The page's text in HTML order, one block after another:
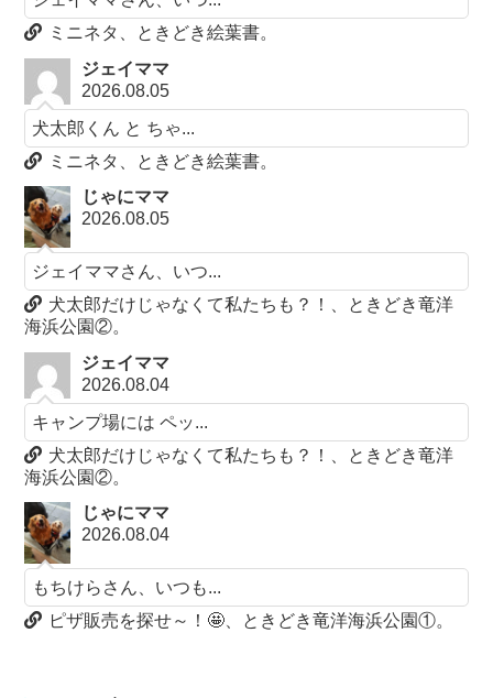
ミニネタ、ときどき絵葉書。
ジェイママ
2026.08.05
犬太郎くん と ちゃ...
ミニネタ、ときどき絵葉書。
じゃにママ
2026.08.05
ジェイママさん、いつ...
犬太郎だけじゃなくて私たちも？！、ときどき竜洋
海浜公園②。
ジェイママ
2026.08.04
キャンプ場には ペッ...
犬太郎だけじゃなくて私たちも？！、ときどき竜洋
海浜公園②。
じゃにママ
2026.08.04
もちけらさん、いつも...
ピザ販売を探せ～！🤩、ときどき竜洋海浜公園①。